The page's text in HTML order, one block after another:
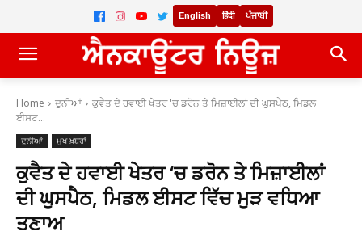
English हिंदी ਪੰਜਾਬੀ
Home ਦੁਨੀਆਂ
ਕੁਵੈਤ ਦੇ ਹਵਾਈ ਖੇਤਰ 'ਚ ਡਰੋਨ ਤੇ ਮਿਜ਼ਾਈਲਾਂ ਦੀ ਘੁਸਪੈਠ, ਮਿਡਲ
ਈਸਟ...
ਦੁਨੀਆਂ ਮੁਖ ਖ਼ਬਰਾਂ
ਕੁਵੈਤ ਦੇ ਹਵਾਈ ਖੇਤਰ ‘ਚ ਡਰੋਨ ਤੇ ਮਿਜ਼ਾਈਲਾਂ
ਦੀ ਘੁਸਪੈਠ, ਮਿਡਲ ਈਸਟ ਵਿੱਚ ਮੁੜ ਵਧਿਆ
ਤਣਾਅ